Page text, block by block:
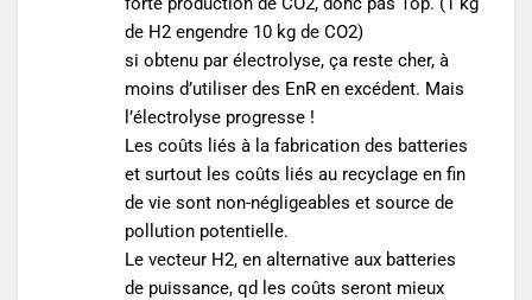
de H2 engendre 10 kg de CO2)
si obtenu par électrolyse, ça reste cher, à
moins d’utiliser des EnR en excédent. Mais
l’électrolyse progresse !
Les coûts liés à la fabrication des batteries
et surtout les coûts liés au recyclage en fin
de vie sont non-négligeables et source de
pollution potentielle.
Le vecteur H2, en alternative aux batteries
de puissance, qd les coûts seront mieux